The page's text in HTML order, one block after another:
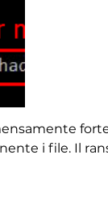
i file. Il